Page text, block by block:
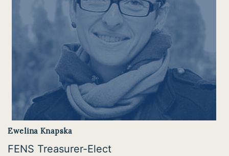
Ewelina Knapska
FENS Treasurer-Elect